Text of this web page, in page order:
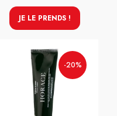
JE LE PRENDS !
-20%